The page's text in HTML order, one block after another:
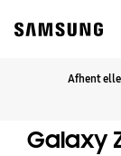
content
Afhent
Galaxy